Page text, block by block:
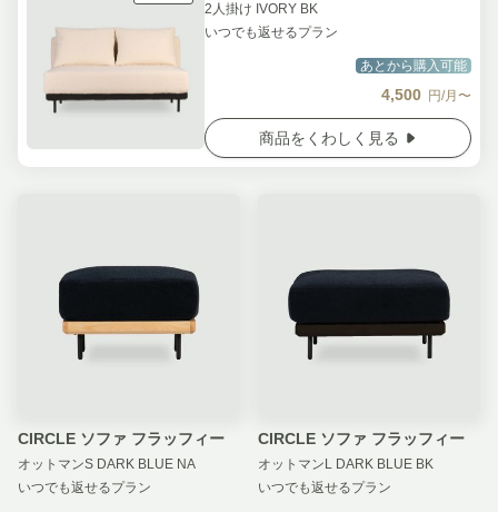
2人掛け IVORY BK
いつでも返せるプラン
あとから購入可能
4,500 円/月〜
商品をくわしく見る
CIRCLE ソファ フラッフィー
オットマンS DARK BLUE NA
いつでも返せるプラン
CIRCLE ソファ フラッフィー
オットマンL DARK BLUE BK
いつでも返せるプラン